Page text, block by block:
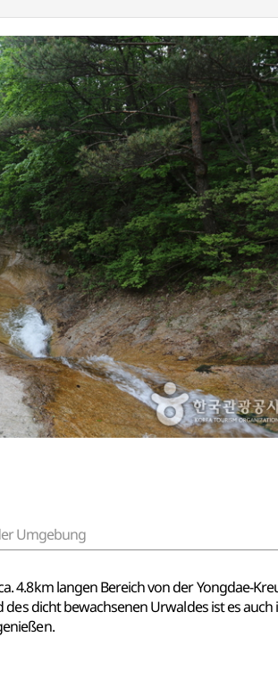
Umgebung
4.8km langen Bereich von der Yongdae-
dicht bewachsenen Urwaldes ist es